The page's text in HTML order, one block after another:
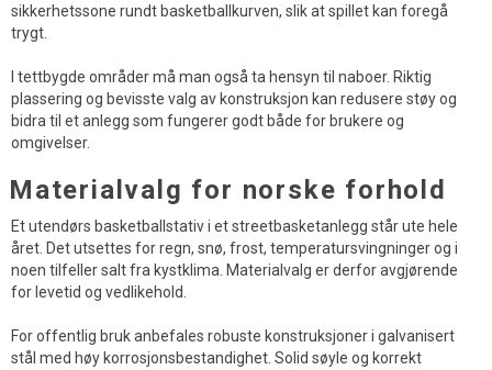
sikkerhetssone rundt basketballkurven, slik at spillet kan foregå
trygt.
I tettbygde områder må man også ta hensyn til naboer. Riktig
plassering og bevisste valg av konstruksjon kan redusere støy og
bidra til et anlegg som fungerer godt både for brukere og
omgivelser.
Materialvalg for norske forhold
Et utendørs basketballstativ i et streetbasketanlegg står ute hele
året. Det utsettes for regn, snø, frost, temperatursvingninger og i
noen tilfeller salt fra kystklima. Materialvalg er derfor avgjørende
for levetid og vedlikehold.
For offentlig bruk anbefales robuste konstruksjoner i galvanisert
stål med høy korrosjonsbestandighet. Solid søyle og korrekt